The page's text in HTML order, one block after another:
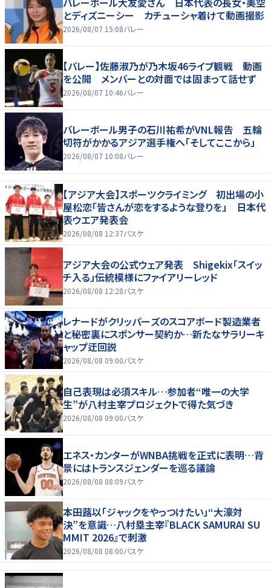
とディズニーシー カチューシャ着けて動画撮影
2026/08/07 15:08バレー
【バレー】佐藤淑乃が乃木坂46ライブ観戦 動画
を公開 メンバーとの対面では固まって話せず
2026/08/07 10:46バレー
バレーボール男子の石川祐希がVNL報告 五輪
切符がかかるアジア選手権へ「そしてここから」
2026/08/07 10:08バレー
【アジア大会】スポーツクライミング 初出場の小
屋松恋「皆さんが恋をするような登りを」 日本代
表ウエア発表会
2026/08/08 12:37バスケ
アジア大会の公式ウェア発表 Shigekix「スイッ
チ入る」伝統模様にファイアリーレッド
2026/08/08 12:28バスケ
レナードがクリッパーズのスコアボード製造業者
と秘密裏にスポンサー契約か‬…新たなサラリーキ
ャップ迂回説
2026/08/08 09:00バスケ
自己表現は必須スキル…参加者“唯一の大学
生”が八村主宰プロジェクトで得た気づき
2026/08/08 09:00バスケ
エネス・カンターがWNBA挑戦を正式に表明…背
景にはトランスジェンダーを巡る議論
2026/08/08 08:09バスケ
本田蕗以「ジャックをやっつけたい」“大濠対
決”を意識…八村塁主宰『BLACK SAMURAI SU
MMIT 2026』で刺激
2026/08/08 08:00バスケ